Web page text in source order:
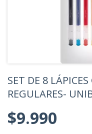
SET DE 8
REGULARES-
$9.990